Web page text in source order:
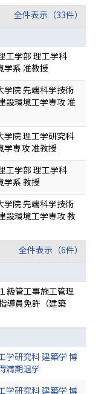
全件表示（33件）
工学部 理工学科
学系 准教授
学院 先端科学技術
設環境工学専攻 准
学院 理工学研究科
学専攻 准教授
工学部 理工学科
学系 教授
学院 先端科学技術
設環境工学専攻 教
全件表示（6件）
級管工事施工管理
導員免許（建築
学研究科 建築学 博
満期退学
学研究科 建築学 博